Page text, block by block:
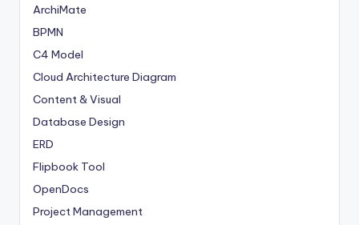
ArchiMate
BPMN
C4 Model
Cloud Architecture Diagram
Content & Visual
Database Design
ERD
Flipbook Tool
OpenDocs
Project Management